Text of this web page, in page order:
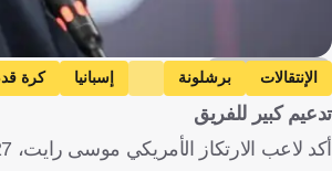
AFP/Josep Lago
الإنتقالات برشلونة إسبانيا كرة
تدعيم كبير للفريق